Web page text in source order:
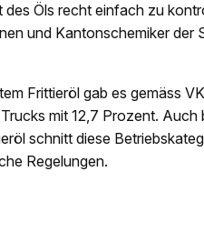
Öls recht einfach zu
und Kantonschemiker der
Frittieröl gab es gemäss
mit 12,7 Prozent. Auch
schnitt diese
Regelungen.